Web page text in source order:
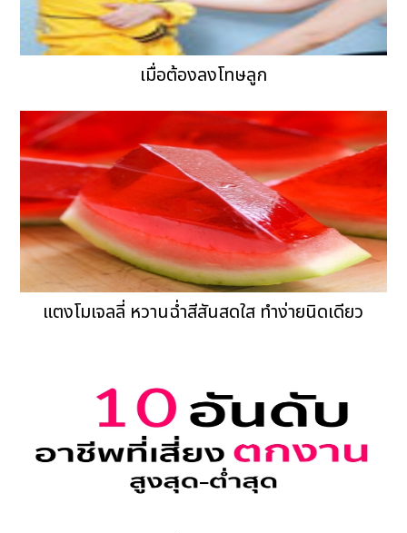
เมื่อต้องลงโทษลูก
แตงโมเจลลี่ หวานฉ่ำสีสันสดใส ทำง่ายนิดเดียว